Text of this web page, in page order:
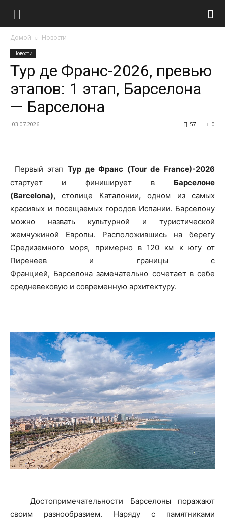
Домой Новости
Новости
Тур де Франс-2026, превью
этапов: 1 этап, Барселона
— Барселона
03.07.2026 0
57
Первый этап Тур де Франс (Tour de France)-2026
стартует и финиширует в Барселоне
(Barcelona), столице Каталонии, одном из самых
красивых и посещаемых городов Испании. Барселону
можно назвать культурной и туристической
жемчужиной Европы. Расположившись на берегу
Средиземного моря, примерно в 120 км к югу от
Пиренеев и границы с
Францией, Барселона замечательно сочетает в себе
средневековую и современную архитектуру.
Достопримечательности Барселоны поражают
своим разнообразием. Наряду с памятниками